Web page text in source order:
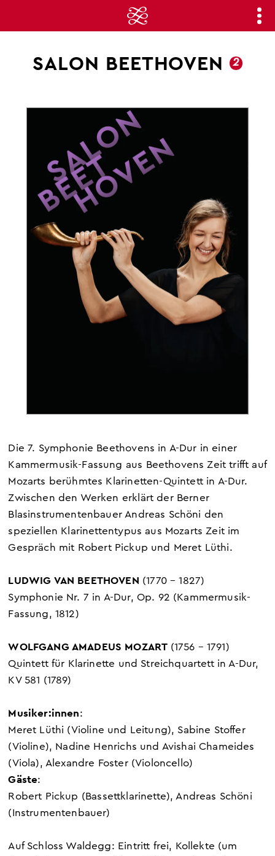
SALON BEETHOVEN 2
Die 7. Symphonie Beethovens in A-Dur in einer
Kammermusik-Fassung aus Beethovens Zeit trifft auf
Mozarts berühmtes Klarinetten-Quintett in A-Dur.
Zwischen den Werken erklärt der Berner
Blasinstrumentenbauer Andreas Schöni den
speziellen Klarinettentypus aus Mozarts Zeit im
Gespräch mit Robert Pickup und Meret Lüthi.
LUDWIG VAN BEETHOVEN (1770 – 1827)
Symphonie Nr. 7 in A-Dur, Op. 92 (Kammermusik-
Fassung, 1812)
WOLFGANG AMADEUS MOZART (1756 – 1791)
Quintett für Klarinette und Streichquartett in A-Dur,
KV 581 (1789)
Musiker:innen:
Meret Lüthi (Violine und Leitung), Sabine Stoffer
(Violine), Nadine Henrichs und Avishai Chameides
(Viola), Alexandre Foster (Violoncello)
Gäste:
Robert Pickup (Bassettklarinette), Andreas Schöni
(Instrumentenbauer)
Auf Schloss Waldegg: Eintritt frei, Kollekte (um